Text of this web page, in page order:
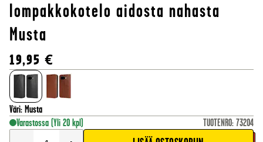
lompakkokotelo aidosta nahasta
Musta
19,95 €
Väri: Musta
Varastossa (Yli 20 kpl) TUOTENRO: 73204